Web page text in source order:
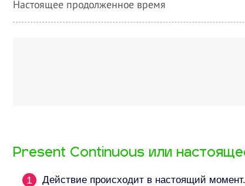
Настоящее продолженное время
Present Continuous или
Действие происходит в настоящий момент.